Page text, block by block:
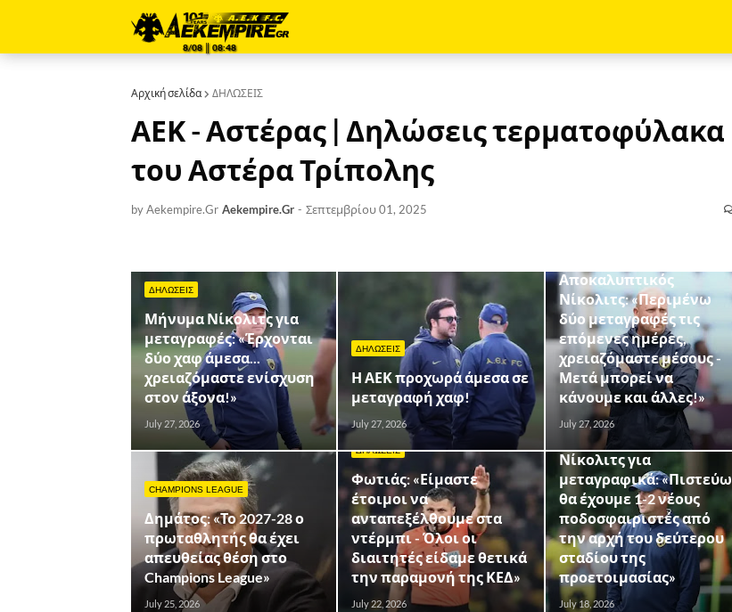
8/08 ║ 08:48
Αρχική σελίδα ΔΗΛΩΣΕΙΣ
ΑΕΚ - Αστέρας | Δηλώσεις τερματοφύλακα
του Αστέρα Τρίπολης
by Aekempire.Gr Aekempire.Gr - Σεπτεμβρίου 01, 2025
ΔΗΛΩΣΕΙΣ
Μήνυμα Νίκολιτς για
μεταγραφές: «Έρχονται
δύο χαφ άμεσα...
χρειαζόμαστε ενίσχυση
στον άξονα!»
July 27, 2026
ΔΗΛΩΣΕΙΣ
Η ΑΕΚ προχωρά άμεσα σε
μεταγραφή χαφ!
July 27, 2026
Αποκαλυπτικός
Νίκολιτς: «Περιμένω
δύο μεταγραφές τις
επόμενες ημέρες,
χρειαζόμαστε μέσους -
Μετά μπορεί να
κάνουμε και άλλες!»
July 27, 2026
CHAMPIONS LEAGUE
Δημάτος: «Το 2027-28 ο
πρωταθλητής θα έχει
απευθείας θέση στο
Champions League»
July 25, 2026
ΔΗΛΩΣΕΙΣ
Φωτιάς: «Είμαστε
έτοιμοι να
ανταπεξέλθουμε στα
ντέρμπι - Όλοι οι
διαιτητές είδαμε θετικά
την παραμονή της ΚΕΔ»
July 22, 2026
ΔΗΛΩΣΕΙΣ
Νίκολιτς για
μεταγραφικά: «Πιστεύω
θα έχουμε 1-2 νέους
ποδοσφαιριστές από
την αρχή του δεύτερου
σταδίου της
προετοιμασίας»
July 18, 2026